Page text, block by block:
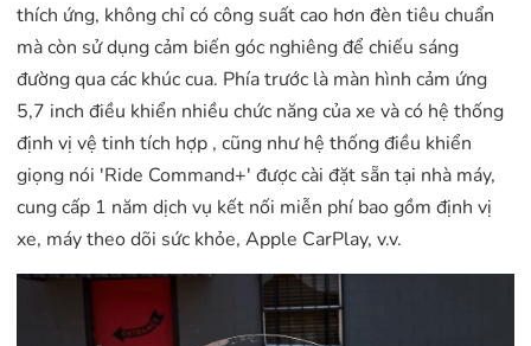
thích ứng, không chỉ có công suất cao hơn đèn tiêu chuẩn
mà còn sử dụng cảm biến góc nghiêng để chiếu sáng
đường qua các khúc cua. Phía trước là màn hình cảm ứng
5,7 inch điều khiển nhiều chức năng của xe và có hệ thống
định vị vệ tinh tích hợp , cũng như hệ thống điều khiển
giọng nói 'Ride Command+' được cài đặt sẵn tại nhà máy,
cung cấp 1 năm dịch vụ kết nối miễn phí bao gồm định vị
xe, máy theo dõi sức khỏe, Apple CarPlay, v.v.